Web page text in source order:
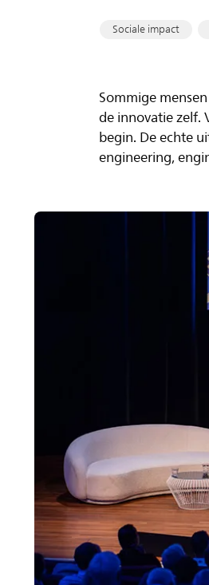
Sociale impact
Sommige
de innovatie zelf.
begin. De echte
engineering,